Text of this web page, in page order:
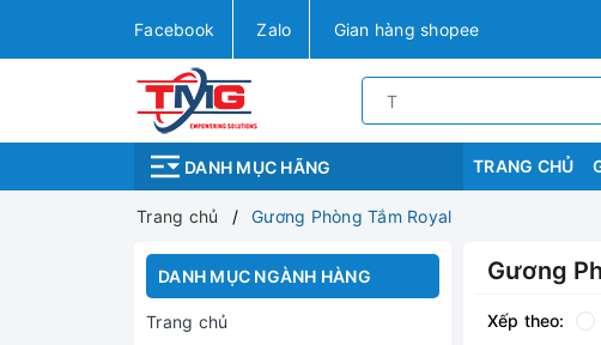
Facebook Zalo Gian hàng shopee
DANH MỤC HÃNG TRANG CHỦ
Trang chủ Gương Phòng Tắm Royal
DANH MỤC NGÀNH HÀNG
Trang chủ
Gương
Xếp theo: